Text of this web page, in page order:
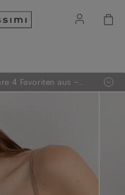
4 Favoriten aus –
Dessous – und